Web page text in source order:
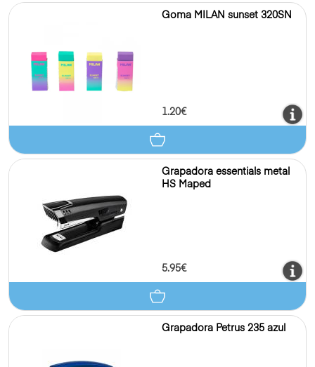
Goma MILAN sunset 320SN
1.20€
Grapadora essentials metal
HS Maped
5.95€
Grapadora Petrus 235 azul